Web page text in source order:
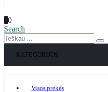
00
Search
KATEGORIJOS
Visos prekės